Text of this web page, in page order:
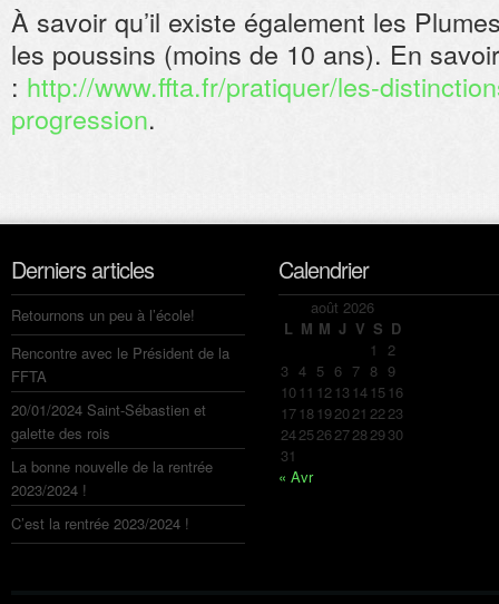
À savoir qu’il existe également les
les poussins (moins de 10 ans). En
: http://www.ffta.fr/pratiquer/les-
progression.
Derniers articles
Retournons un peu à l’école!
Rencontre avec le Président de la
FFTA
20/01/2024 Saint-Sébastien et
galette des rois
La bonne nouvelle de la rentrée
2023/2024 !
C’est la rentrée 2023/2024 !
Calendrier
août 2026
L M M J V S D
1
2
3 4 5 6 7 8 9
10 11 12 13 14 15 16
17 18 192021 2223
24252627282930
31
« Avr